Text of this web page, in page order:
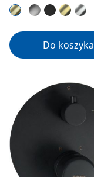
Do koszyka